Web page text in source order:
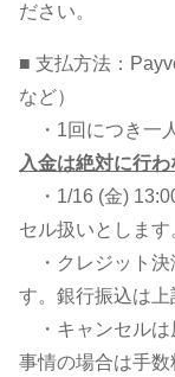
ださい。
■ 支払方法：
など）
・1回につき一
入金は絶対に行
・1/16 (金)
セル扱いとします
・クレジット決
す。銀行振込は上
・キャンセルは
事情の場合は手数